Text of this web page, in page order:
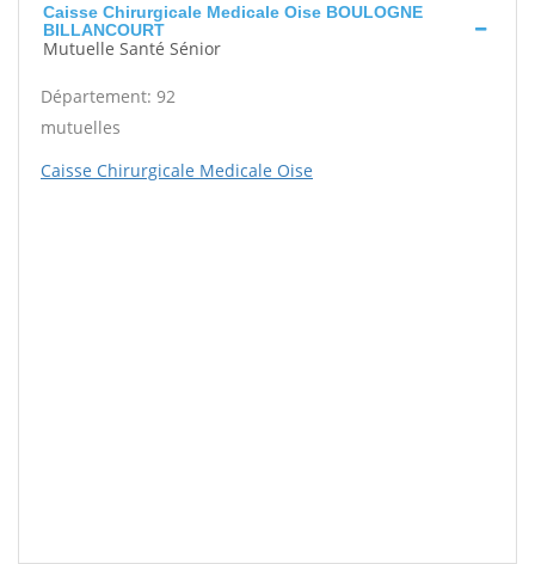
Caisse Chirurgicale Medicale Oise BOULOGNE
BILLANCOURT
Mutuelle Santé Sénior
Département: 92
mutuelles
Caisse Chirurgicale Medicale Oise